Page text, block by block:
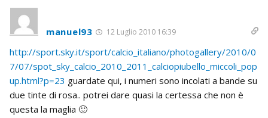
manuel93 12 Luglio 2010 16:39
http://sport.sky.it/sport/calcio_italiano/photogallery/2010/0
7/07/spot_sky_calcio_2010_2011_calciopiubello_miccoli_pop
up.html?p=23 guardate qui, i numeri sono incolati a bande su
due tinte di rosa.. potrei dare quasi la certessa che non è
questa la maglia 🙂